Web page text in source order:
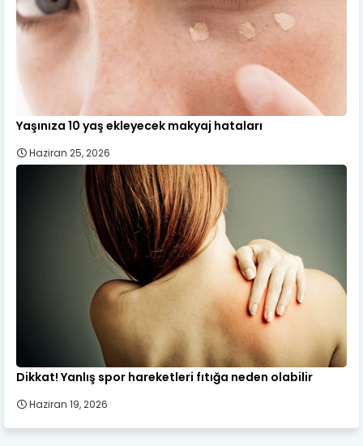
Yaşınıza 10 yaş ekleyecek makyaj hataları
Haziran 25, 2026
Dikkat! Yanlış spor hareketleri fıtığa neden olabilir
Haziran 19, 2026